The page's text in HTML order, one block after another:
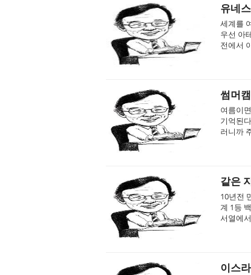
유네
세계를
우선 아
전에서
썸머
여름이
기억된
러니까
같은
10년전
계 1등
서열에
이스